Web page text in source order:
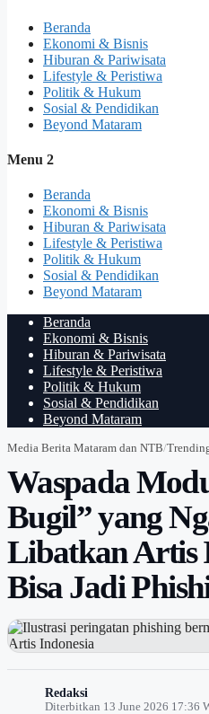
Beranda
Ekonomi & Bisnis
Hiburan & Pariwisata
Lifestyle & Peristiwa
Politik & Hukum
Sosial & Pendidikan
Beyond Mataram
Menu 2
Beranda
Ekonomi & Bisnis
Hiburan & Pariwisata
Lifestyle & Peristiwa
Politik & Hukum
Sosial & Pendidikan
Beyond Mataram
Beranda
Ekonomi & Bisnis
Hiburan & Pariwisata
Lifestyle & Peristiwa
Politik & Hukum
Sosial & Pendidikan
Beyond Mataram
Media Berita Mataram dan NTB/
Waspada
Bugil” yang
Libatkan Artis
Bisa Jadi
Redaksi
Diterbitkan 13 June 2026 17:36